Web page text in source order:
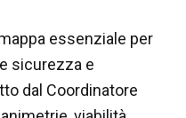
essenziale per
sicurezza e
dal Coordinatore